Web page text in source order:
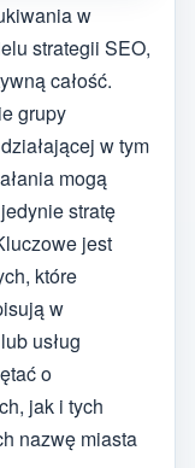
w
strategii SEO,
całość.
grupy
w tym
mogą
stratę
jest
które
w
usług
o
jak i tych
nazwę miasta